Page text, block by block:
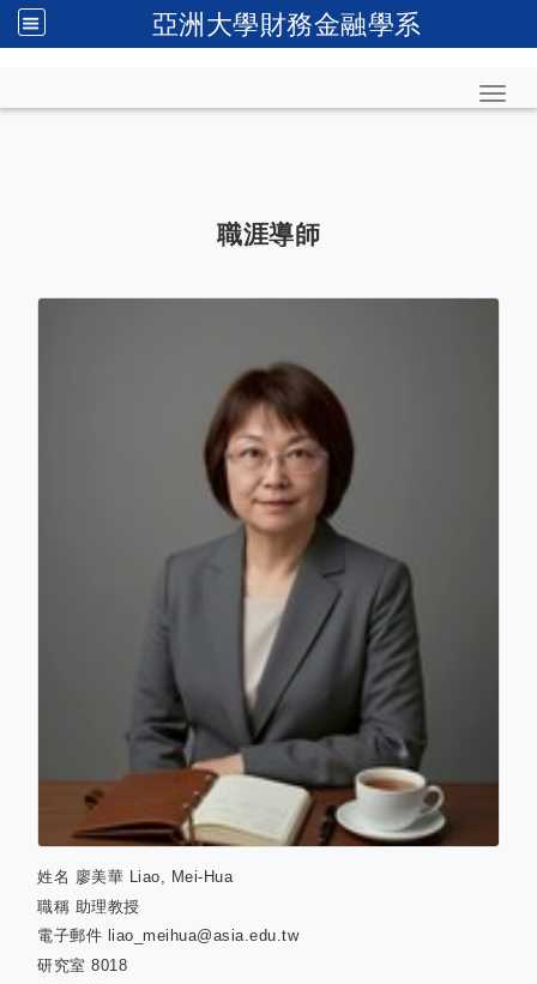
亞洲大學財務金融學系
職涯導師
姓名 廖美華 Liao, Mei-Hua
職稱 助理教授
電子郵件 liao_meihua@asia.edu.tw
研究室 8018